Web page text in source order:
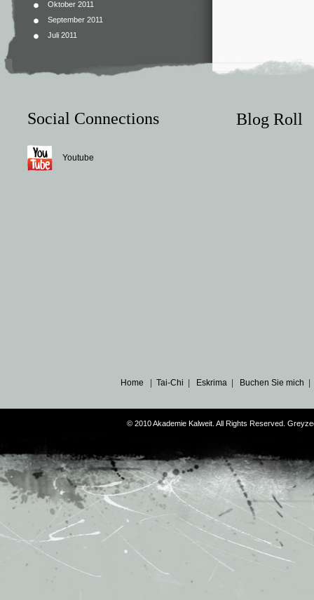
Oktober 2011
September 2011
Juli 2011
Social Connections
Youtube
Blog Roll
Home Tai-Chi Eskrima Buchen Sie mich
© 2010 Akademie Kalweit. All Rights Reserved.